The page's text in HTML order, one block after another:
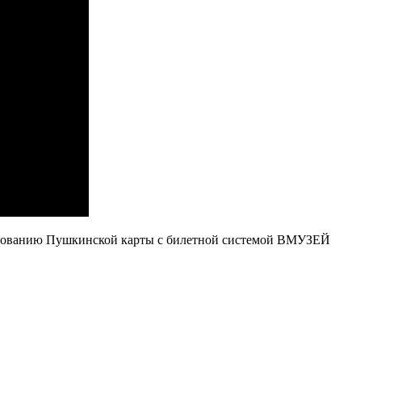
Пушкинской карты с билетной системой ВМУЗЕЙ